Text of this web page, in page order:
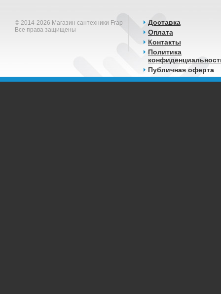
© 2014-2026 Магазин сантехники Frap
Все права защищены
Доставка
Оплата
Контакты
Политика
Публичная оферта